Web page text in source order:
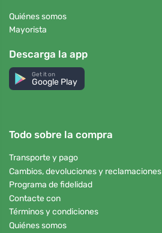
Quiénes somos
Mayorista
Descarga la app
Get it on
Google Play
Todo sobre la compra
Transporte y pago
Cambios, devoluciones y reclamaciones
Programa de fidelidad
Contacte con
Términos y condiciones
Quiénes somos